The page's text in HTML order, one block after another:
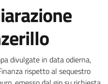
divulgate in data odierna,
rispetto al sequestro